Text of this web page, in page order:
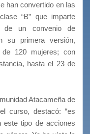
han convertido en las
“B” que imparte
de un convenio de
su primera versión,
120 mujeres; con
hasta el 23 de
Atacameña de
curso, destacó: “es
este tipo de acciones